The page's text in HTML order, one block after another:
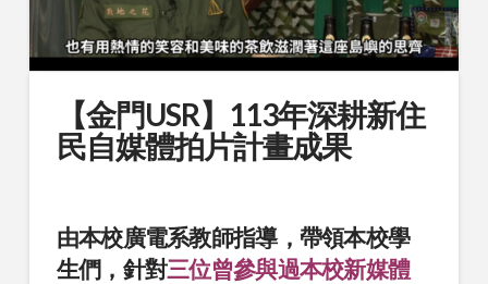
【金門USR】113年深耕新住
民自媒體拍片計畫成果
由本校廣電系教師指導，帶領本校學
生們，針對三位曾參與過本校新媒體